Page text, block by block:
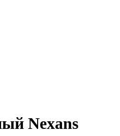
Nexans